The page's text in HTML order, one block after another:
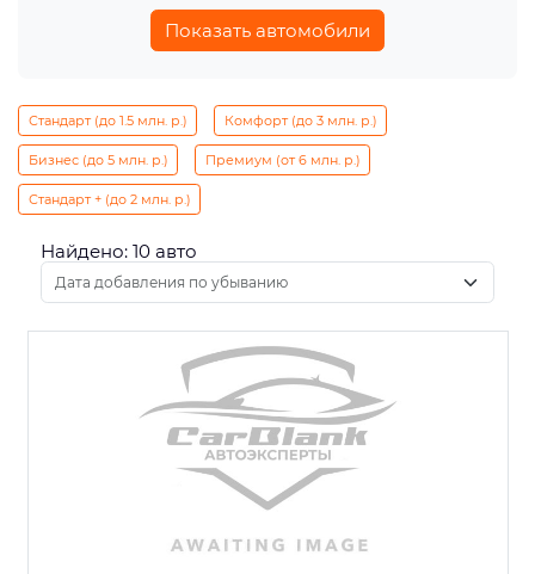
Показать автомобили
Стандарт (до 1.5 млн. р.) Комфорт (до 3 млн. р.)
Бизнес (до 5 млн. р.) Премиум (от 6 млн. р.)
Стандарт + (до 2 млн. р.)
Найдено: 10 авто